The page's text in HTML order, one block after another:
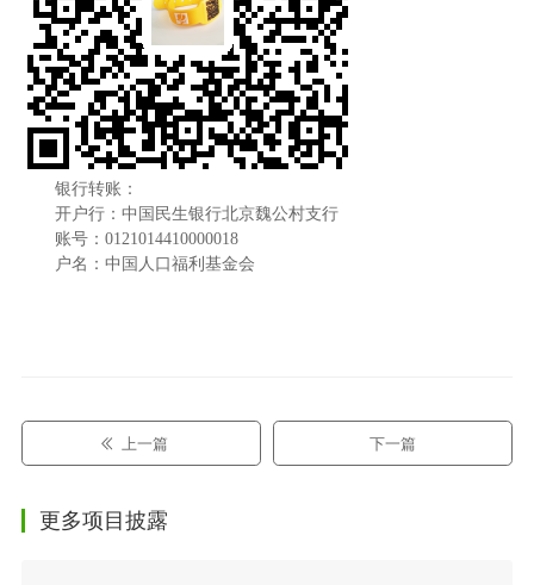
银行转账：
开户行：中国民生银行北京魏公村支行
账号： 0121014410000018
户名：中国人口福利基金会
上一篇 下一篇
更多项目披露